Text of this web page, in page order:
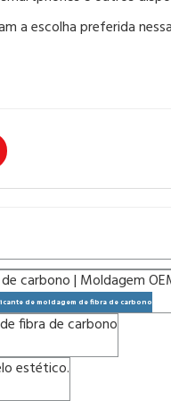
a escolha preferida
de moldagem de fibra de carbono